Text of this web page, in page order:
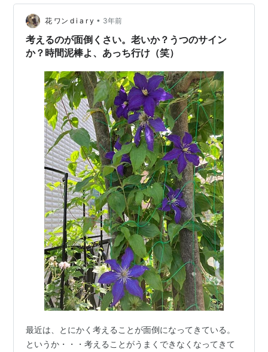
なくなった感じだ。 たとえば、終業間際でやり残した事
務仕事があり、会社に戻ってPCを開くぞ、と帰社しよう
と車に乗り込む。すると、エ…
花 ワン d i a r y • 3年前
考えるのが面倒くさい。老いか？うつのサイン
か？時間泥棒よ、あっち行け（笑）
最近は、とにかく考えることが面倒になってきている。
というか・・・考えることがうまくできなくなってきて